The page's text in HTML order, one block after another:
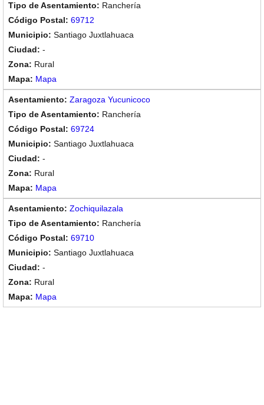
Ranchería
69712
Santiago Juxtlahuaca
-
Rural
Mapa
Zaragoza Yucunicoco
Ranchería
69724
Santiago Juxtlahuaca
-
Rural
Mapa
Zochiquilazala
Ranchería
69710
Santiago Juxtlahuaca
-
Rural
Mapa